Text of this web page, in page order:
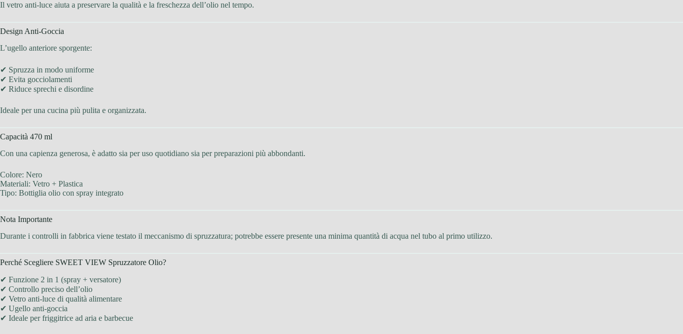
Il vetro anti-luce aiuta a preservare la qualità e la freschezza dell’olio nel tempo.
Design Anti-Goccia
L’ugello anteriore sporgente:
✔ Spruzza in modo uniforme
✔ Evita gocciolamenti
✔ Riduce sprechi e disordine
Ideale per una cucina più pulita e organizzata.
Capacità 470 ml
Con una capienza generosa, è adatto sia per uso quotidiano sia per preparazioni più abbondanti.
Colore: Nero
Materiali: Vetro + Plastica
Tipo: Bottiglia olio con spray integrato
Nota Importante
Durante i controlli in fabbrica viene testato il meccanismo di spruzzatura; potrebbe essere presente una minima quantità di acqua nel tubo al primo utilizzo.
Perché Scegliere SWEET VIEW Spruzzatore Olio?
✔ Funzione 2 in 1 (spray + versatore)
✔ Controllo preciso dell’olio
✔ Vetro anti-luce di qualità alimentare
✔ Ugello anti-goccia
✔ Ideale per friggitrice ad aria e barbecue